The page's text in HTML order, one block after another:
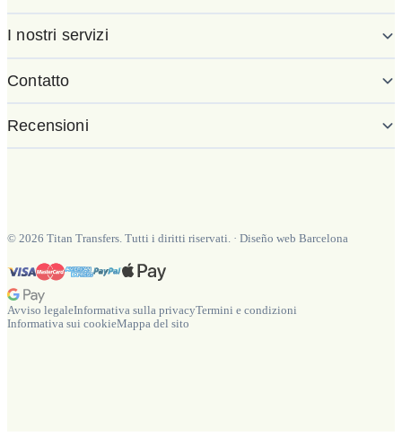
I nostri servizi
Contatto
Recensioni
© 2026 Titan Transfers. Tutti i diritti riservati. · Diseño web Barcelona
Avviso legaleInformativa sulla privacyTermini e condizioni
Informativa sui cookieMappa del sito